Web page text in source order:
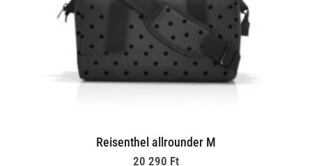
Reisenthel allrounder M
20 290 Ft